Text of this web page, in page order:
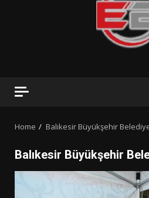
Home Balıkesir Büyükşehir
Balıkesir Büyükşehir